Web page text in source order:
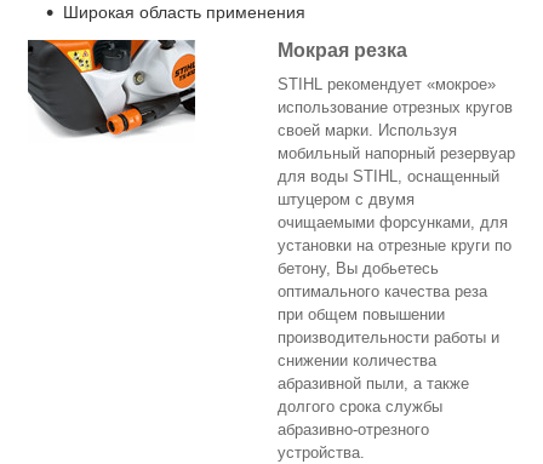
Широкая область применения
Мокрая резка
STIHL рекомендует «мокрое»
использование отрезных кругов
своей марки. Используя
мобильный напорный резервуар
для воды STIHL, оснащенный
штуцером с двумя
очищаемыми форсунками, для
установки на отрезные круги по
бетону, Вы добьетесь
оптимального качества реза
при общем повышении
производительности работы и
снижении количества
абразивной пыли, а также
долгого срока службы
абразивно-отрезного
устройства.